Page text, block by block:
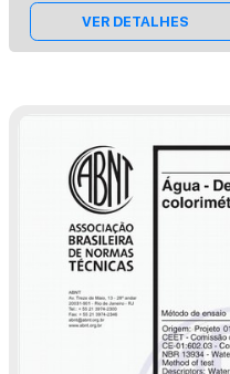
efluentes domésticos, efluen...
VER DETALHES